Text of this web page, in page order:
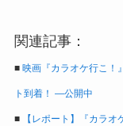
関連記事：
■ 映画『カラオケ行こ！
ト到着！ ―公開中
■ 【レポート】『カラ